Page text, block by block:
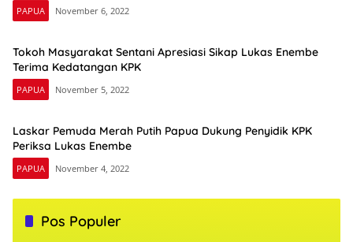
PAPUA November 6, 2022
Tokoh Masyarakat Sentani Apresiasi Sikap Lukas Enembe
Terima Kedatangan KPK
PAPUA November 5, 2022
Laskar Pemuda Merah Putih Papua Dukung Penyidik KPK
Periksa Lukas Enembe
PAPUA November 4, 2022
Pos Populer